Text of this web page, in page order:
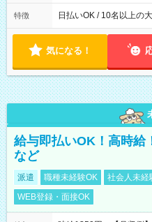
特徴 日払いOK / 10名以上の
気になる！
給与即払いOK！高時給
など
派遣 職種未経験OK 社会人未経
WEB登録・面接OK